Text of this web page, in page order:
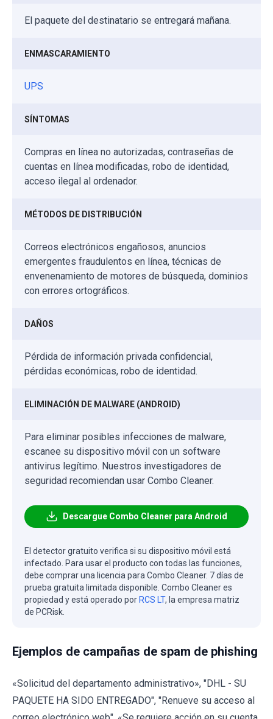
El paquete del destinatario se entregará mañana.
ENMASCARAMIENTO
UPS
SÍNTOMAS
Compras en línea no autorizadas, contraseñas de
cuentas en línea modificadas, robo de identidad,
acceso ilegal al ordenador.
MÉTODOS DE DISTRIBUCIÓN
Correos electrónicos engañosos, anuncios
emergentes fraudulentos en línea, técnicas de
envenenamiento de motores de búsqueda, dominios
con errores ortográficos.
DAÑOS
Pérdida de información privada confidencial,
pérdidas económicas, robo de identidad.
ELIMINACIÓN DE MALWARE (ANDROID)
Para eliminar posibles infecciones de malware,
escanee su dispositivo móvil con un software
antivirus legítimo. Nuestros investigadores de
seguridad recomiendan usar Combo Cleaner.
Descargue Combo Cleaner para Android
El detector gratuito verifica si su dispositivo móvil está
infectado. Para usar el producto con todas las funciones,
debe comprar una licencia para Combo Cleaner. 7 días de
prueba gratuita limitada disponible. Combo Cleaner es
propiedad y está operado por RCS LT, la empresa matriz
de PCRisk.
Ejemplos de campañas de spam de phishing
«Solicitud del departamento administrativo», "DHL - SU
PAQUETE HA SIDO ENTREGADO", "Renueve su acceso al